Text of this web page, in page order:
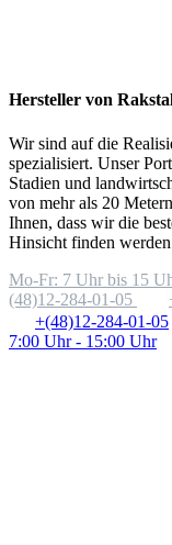
Hersteller von
Wir sind auf die
spezialisiert. Unser
Stadien und
von mehr als 20
Ihnen, dass wir die
Hinsicht finden
Mo-Fr: 7 Uhr bis 15
(48)12-284-01-05
+(48)12-284-01-05
7:00 Uhr - 15:00 Uhr